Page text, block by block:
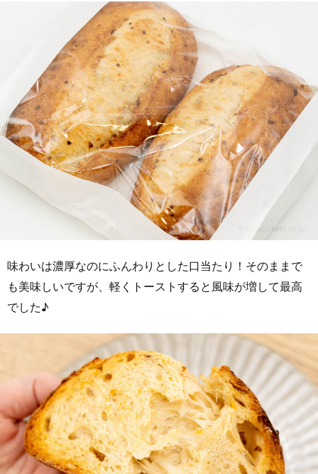
味わいは濃厚なのにふんわりとした口当たり！そのままで
も美味しいですが、軽くトーストすると風味が増して最高
でした♪